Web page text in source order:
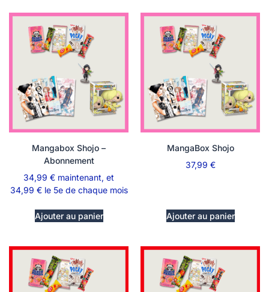
Mangabox Shojo –
Abonnement
34,99 € maintenant, et
34,99 € le 5e de chaque mois
Ajouter au panier
MangaBox Shojo
37,99 €
Ajouter au panier